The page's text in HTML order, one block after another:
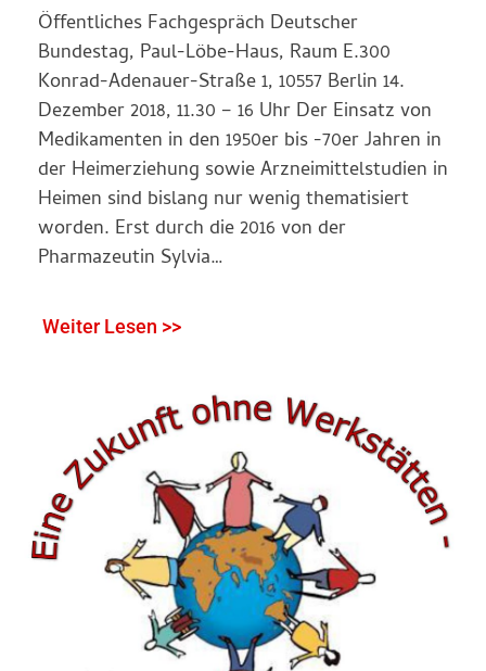
Öffentliches Fachgespräch Deutscher
Bundestag, Paul-Löbe-Haus, Raum E.300
Konrad-Adenauer-Straße 1, 10557 Berlin 14.
Dezember 2018, 11.30 – 16 Uhr Der Einsatz von
Medikamenten in den 1950er bis -70er Jahren in
der Heimerziehung sowie Arzneimittelstudien in
Heimen sind bislang nur wenig thematisiert
worden. Erst durch die 2016 von der
Pharmazeutin Sylvia…
Weiter Lesen >>